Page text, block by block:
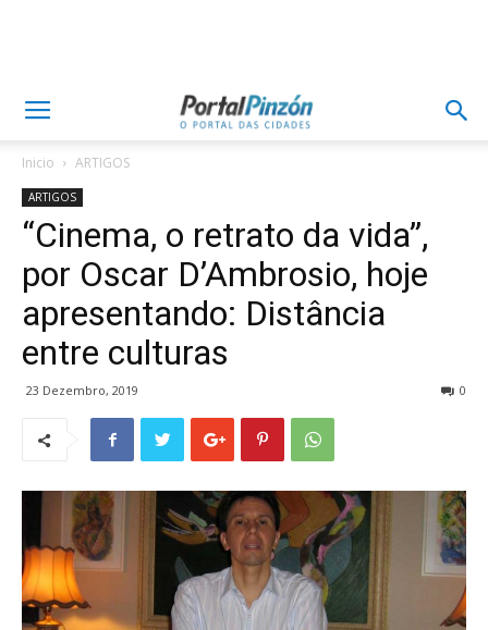
Inicio ARTIGOS
ARTIGOS
“Cinema, o retrato da vida”,
por Oscar D’Ambrosio, hoje
apresentando: Distância
entre culturas
23 Dezembro, 2019 0